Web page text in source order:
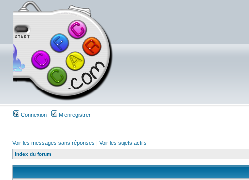
Connexion M’enregistrer
Voir les messages sans réponses | Voir les sujets actifs
Index du forum